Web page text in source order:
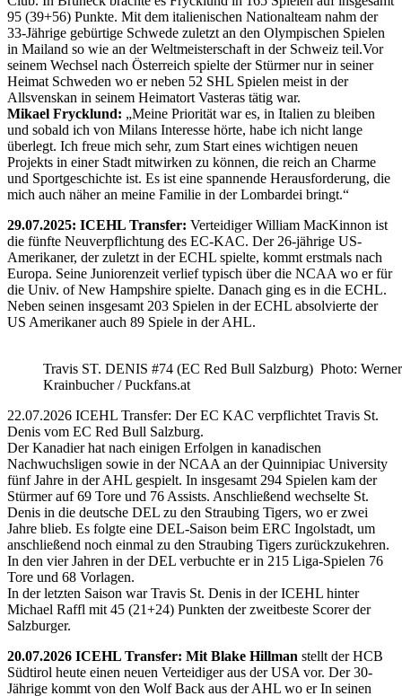
95 (39+56) Punkte. Mit dem italienischen Nationalteam nahm der
33-Jährige gebürtige Schwede zuletzt an den Olympischen Spielen
in Mailand so wie an der Weltmeisterschaft in der Schweiz teil.Vor
seinem Wechsel nach Österreich spielte der Stürmer nur in seiner
Heimat Schweden wo er neben 52 SHL Spielen meist in der
Allsvenskan in seinem Heimatort Vasteras tätig war.
Mikael Frycklund: „Meine Priorität war es, in Italien zu bleiben
und sobald ich von Milans Interesse hörte, habe ich nicht lange
überlegt. Ich freue mich sehr, zum Start eines wichtigen neuen
Projekts in einer Stadt mitwirken zu können, die reich an Charme
und Sportgeschichte ist. Es ist eine spannende Herausforderung, die
mich auch näher an meine Familie in der Lombardei bringt.“
29.07.2025: ICEHL Transfer: Verteidiger William MacKinnon ist
die fünfte Neuverpflichtung des EC-KAC. Der 26-jährige US-
Amerikaner, der zuletzt in der ECHL spielte, kommt erstmals nach
Europa. Seine Juniorenzeit verlief typisch über die NCAA wo er für
die Univ. of New Hampshire spielte. Danach ging es in die ECHL.
Neben seinen insgesamt 203 Spielen in der ECHL absolvierte der
US Amerikaner auch 89 Spiele in der AHL.
Travis ST. DENIS #74 (EC Red Bull Salzburg) Photo: Werner
Krainbucher / Puckfans.at
22.07.2026 ICEHL Transfer: Der EC KAC verpflichtet Travis St.
Denis vom EC Red Bull Salzburg.
Der Kanadier hat nach einigen Erfolgen in kanadischen
Nachwuchsligen sowie in der NCAA an der Quinnipiac University
fünf Jahre in der AHL gespielt. In insgesamt 294 Spielen kam der
Stürmer auf 69 Tore und 76 Assists. Anschließend wechselte St.
Denis in die deutsche DEL zu den Straubing Tigers, wo er zwei
Jahre blieb. Es folgte eine DEL-Saison beim ERC Ingolstadt, um
anschließend noch einmal zu den Straubing Tigers zurückzukehren.
In den vier Jahren in der DEL verbuchte er in 215 Liga-Spielen 76
Tore und 68 Vorlagen.
In der letzten Saison war Travis St. Denis in der ICEHL hinter
Michael Raffl mit 45 (21+24) Punkten der zweitbeste Scorer der
Salzburger.
20.07.2026 ICEHL Transfer: Mit Blake Hillman stellt der HCB
Südtirol heute einen neuen Verteidiger aus der USA vor. Der 30-
Jährige kommt von den Wolf Back aus der AHL wo er In seinen